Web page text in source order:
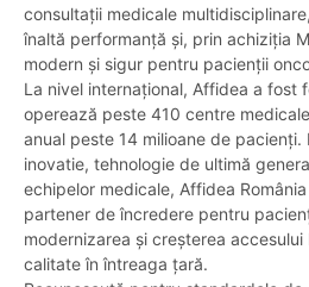
consultații medicale
înaltă performanță și, prin achiziția
modern și sigur pentru pacienții
La nivel internațional, Affidea a fost
operează peste 410 centre
anual peste 14 milioane de
inovatie, tehnologie de ultimă
echipelor medicale, Affidea
partener de încredere pentru
modernizarea și creșterea
calitate în întreaga țară.